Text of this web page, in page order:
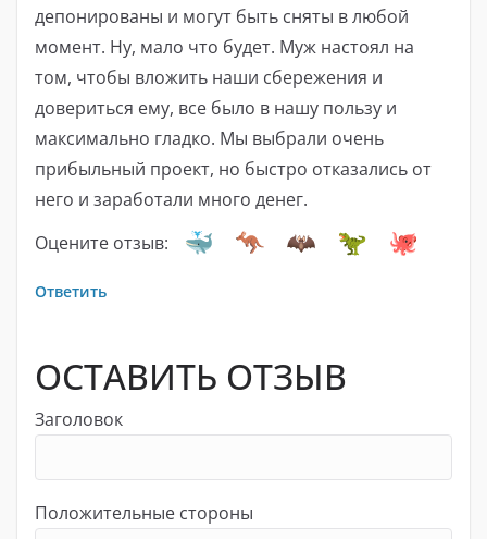
депонированы и могут быть сняты в любой
момент. Ну, мало что будет. Муж настоял на
том, чтобы вложить наши сбережения и
довериться ему, все было в нашу пользу и
максимально гладко. Мы выбрали очень
прибыльный проект, но быстро отказались от
него и заработали много денег.
Оцените отзыв:
Ответить
ОСТАВИТЬ ОТЗЫВ
Заголовок
Положительные стороны